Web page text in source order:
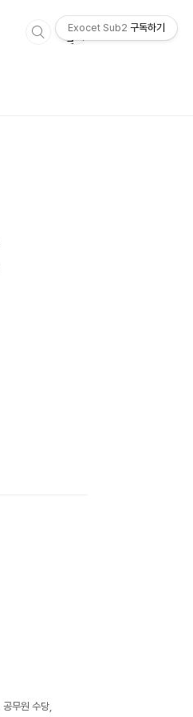
공무원 수당
Exocet Sub2 구독하기